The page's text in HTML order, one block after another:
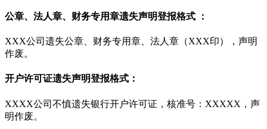
公章、法人章、财务专用章遗失声明登报格式 ：
XXX公司遗失公章、财务专用章、法人章（XXX印），声明
作废。
开户许可证遗失声明登报格式：
XXXX公司不慎遗失银行开户许可证，核准号：XXXXX，声
明作废。